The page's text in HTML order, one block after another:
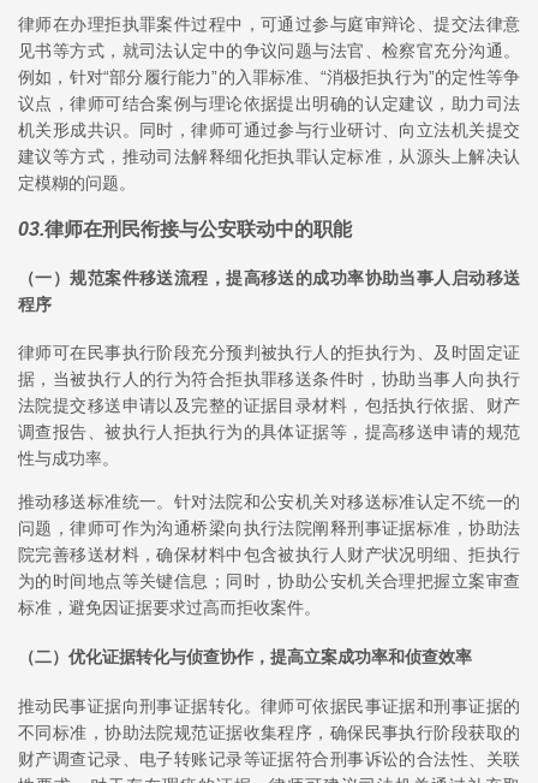
律师在办理拒执罪案件过程中，可通过参与庭审辩论、提交法律意
见书等方式，就司法认定中的争议问题与法官、检察官充分沟通。
例如，针对“部分履行能力”的入罪标准、“消极拒执行为”的定性等争
议点，律师可结合案例与理论依据提出明确的认定建议，助力司法
机关形成共识。同时，律师可通过参与行业研讨、向立法机关提交
建议等方式，推动司法解释细化拒执罪认定标准，从源头上解决认
定模糊的问题。
03.律师在刑民衔接与公安联动中的职能
（一）规范案件移送流程，提高移送的成功率协助当事人启动移送
程序
律师可在民事执行阶段充分预判被执行人的拒执行为、及时固定证
据，当被执行人的行为符合拒执罪移送条件时，协助当事人向执行
法院提交移送申请以及完整的证据目录材料，包括执行依据、财产
调查报告、被执行人拒执行为的具体证据等，提高移送申请的规范
性与成功率。
推动移送标准统一。针对法院和公安机关对移送标准认定不统一的
问题，律师可作为沟通桥梁向执行法院阐释刑事证据标准，协助法
院完善移送材料，确保材料中包含被执行人财产状况明细、拒执行
为的时间地点等关键信息；同时，协助公安机关合理把握立案审查
标准，避免因证据要求过高而拒收案件。
（二）优化证据转化与侦查协作，提高立案成功率和侦查效率
推动民事证据向刑事证据转化。律师可依据民事证据和刑事证据的
不同标准，协助法院规范证据收集程序，确保民事执行阶段获取的
财产调查记录、电子转账记录等证据符合刑事诉讼的合法性、关联